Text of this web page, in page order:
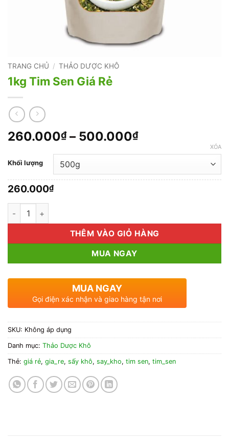
TRANG CHỦ / THẢO DƯỢC KHÔ
1kg Tim Sen Giá Rẻ
260.000₫ – 500.000₫Khoảng
260.000₫
đến
Khối lượng
XÓA
260.000₫
1kg Tim Sen Giá Rẻ số lượng
THÊM VÀO GIỎ HÀNG
MUA NGAY
MUA NGAY
Gọi điện xác nhận và giao hàng tận nơi
SKU: Không áp dụng
Danh mục: Thảo Dược Khô
Thẻ: giá rẻ, gia_re, sấy khô, say_kho, tim sen, tim_sen